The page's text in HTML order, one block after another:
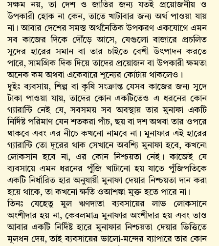
সক্ষম নয়, তা দেশ ও জাতির জন্য যতই প্রয়োজনীয় ও
উপকারী হোক না কেন, তাতে খাটাবার জন্য অর্থ পাওয়া যায়
না। আবার দেশের সমস্ত অর্থনৈতিক উপকরণ একযোগে এমন
সব কাজের দিকে দৌঁড়ে আসে, যেগুলো বাজারে প্রচলিত
সুদের হারের সমান বা তার চাইতে বেশী উৎপাদন করতে
পারে, সামগ্রিক দিক দিয়ে তাদের প্রয়োজন বা উপকারী ক্ষমতা
অনেক কম অথবা একেবারে শূন্যের কোটায় থাকলেও।
দুইঃ ব্যবসায়, শিল্প বা কৃষি সংক্রান্ত যেসব কাজের জন্য সুদে
টাকা পাওয়া যায়, তাদের কোন একটিতেও এ ধরনের কোন
গ্যারান্টি নেই যে, সবসময় সব অবস্থায় তার মুনাফা একটি
নির্দিষ্ট পরিমাণ যেন শতকরা পাঁচ, ছয় বা দশ অথবা তার ওপরে
থাকবে এবং এর নীচে কখনো নামবে না। মুনাফার এই হারের
গ্যারান্টি তো দূরের থাক সেখানে অবশ্যি মুনাফা হবে, কখনো
লোকসান হবে না, এর কোন নিশ্চয়তা নেই। কাজেই যে
ব্যবসায়ে এমন ধরনের পুঁজি খাটানো হয় যাতে পুঁজিপতিকে
একটি নির্ধারিত হার অনুযায়ী মুনাফা দেয়ার নিশ্চয়তা দান করা
হয়ে থাকে, তা কখনো ক্ষতি ওআশঙ্কা মুক্ত হতে পারে না।
তিনঃ যেহেতু মুল ঋণদাতা ব্যবসায়ের লাভ লোকসানে
অংশীদার হয় না, কেবলমাত্র মুনাফার অংশীদার হয় এবং তাও
আবার একটি নির্দিষ্ট হারে মুনাফার নিশ্চয়তা দেয়ার ভিত্তিতে
মূলধন দেয়, তাই ব্যবসায়ের ভালো-মন্দের ব্যাপারে তার কোন